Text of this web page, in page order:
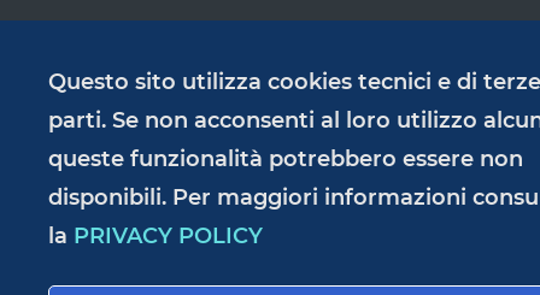
SERVIZI
PRIVACY POLICY
RESPONSABILE DELLA PUBBLICAZIONE
ACCESSIBILITÀ
Questo sito utilizza cookies tecnici e di terze
parti. Se non acconsenti al loro utilizzo
queste funzionalità potrebbero essere non
disponibili. Per maggiori informazioni
la PRIVACY POLICY